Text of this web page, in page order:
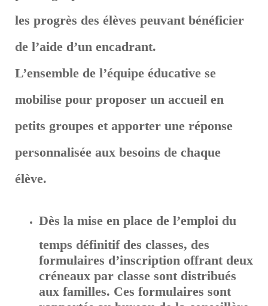
les progrès des élèves peuvant bénéficier
de l’aide d’un encadrant.
L’ensemble de l’équipe éducative se
mobilise pour proposer un accueil en
petits groupes et apporter une réponse
personnalisée aux besoins de chaque
élève.
Dès la mise en place de l’emploi du
temps définitif des classes, des
formulaires d’inscription offrant deux
créneaux par classe sont distribués
aux familles. Ces formulaires sont
rapportés au bureau de la conseillère